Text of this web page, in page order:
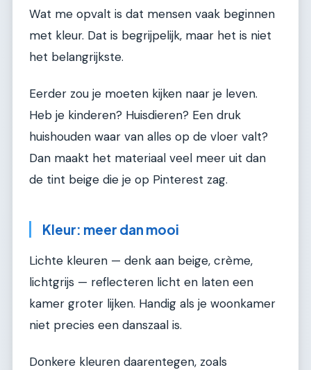
Wat me opvalt is dat mensen vaak beginnen
met kleur. Dat is begrijpelijk, maar het is niet
het belangrijkste.
Eerder zou je moeten kijken naar je leven.
Heb je kinderen? Huisdieren? Een druk
huishouden waar van alles op de vloer valt?
Dan maakt het materiaal veel meer uit dan
de tint beige die je op Pinterest zag.
Kleur: meer dan mooi
Lichte kleuren — denk aan beige, crème,
lichtgrijs — reflecteren licht en laten een
kamer groter lijken. Handig als je woonkamer
niet precies een danszaal is.
Donkere kleuren daarentegen, zoals